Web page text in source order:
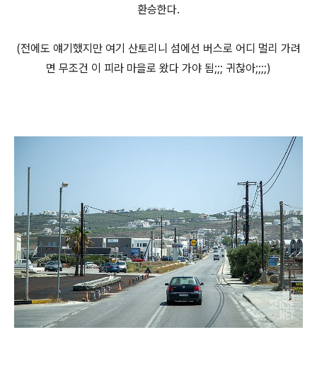
환승한다.
(전에도 얘기했지만 여기 산토리니 섬에선 버스로 어디 멀리 가려
면 무조건 이 피라 마을로 왔다 가야 됨;;; 귀찮아;;;;)